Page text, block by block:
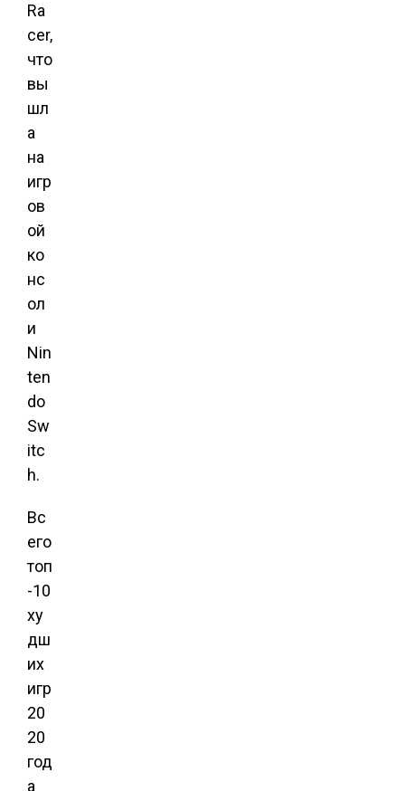
Ra
cer,
что
вы
шл
а
на
игр
ов
ой
ко
нс
ол
и
Nin
ten
do
Sw
itc
h.
Вс
его
топ
-10
ху
дш
их
игр
20
20
год
а